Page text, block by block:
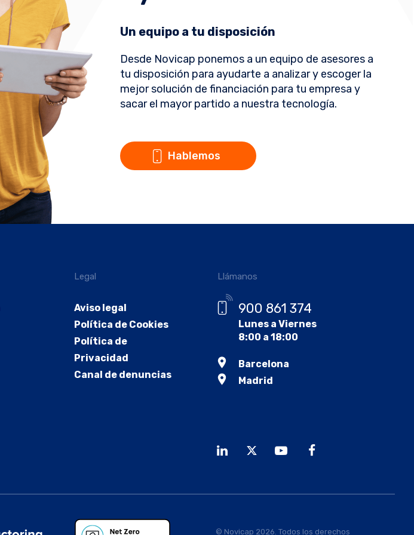
Un equipo a tu disposición
Desde Novicap ponemos a un equipo de asesores a
tu disposición para ayudarte a analizar y escoger la
mejor solución de financiación para tu empresa y
sacar el mayor partido a nuestra tecnología.
Hablemos
Legal
Aviso legal
Política de Cookies
Política de
Privacidad
Canal de denuncias
Llámanos
900 861 374
Lunes a Viernes
8:00 a 18:00
Barcelona
Madrid
© Novicap 2026. Todos los derechos